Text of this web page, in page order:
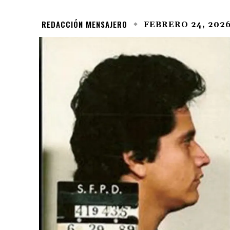
REDACCIÓN MENSAJERO FEBRERO 24,